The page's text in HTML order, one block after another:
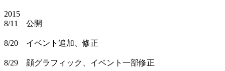
2015
8/11 公開
8/20 イベント追加、修正
8/29 顔グラフィック、イベント一部修正